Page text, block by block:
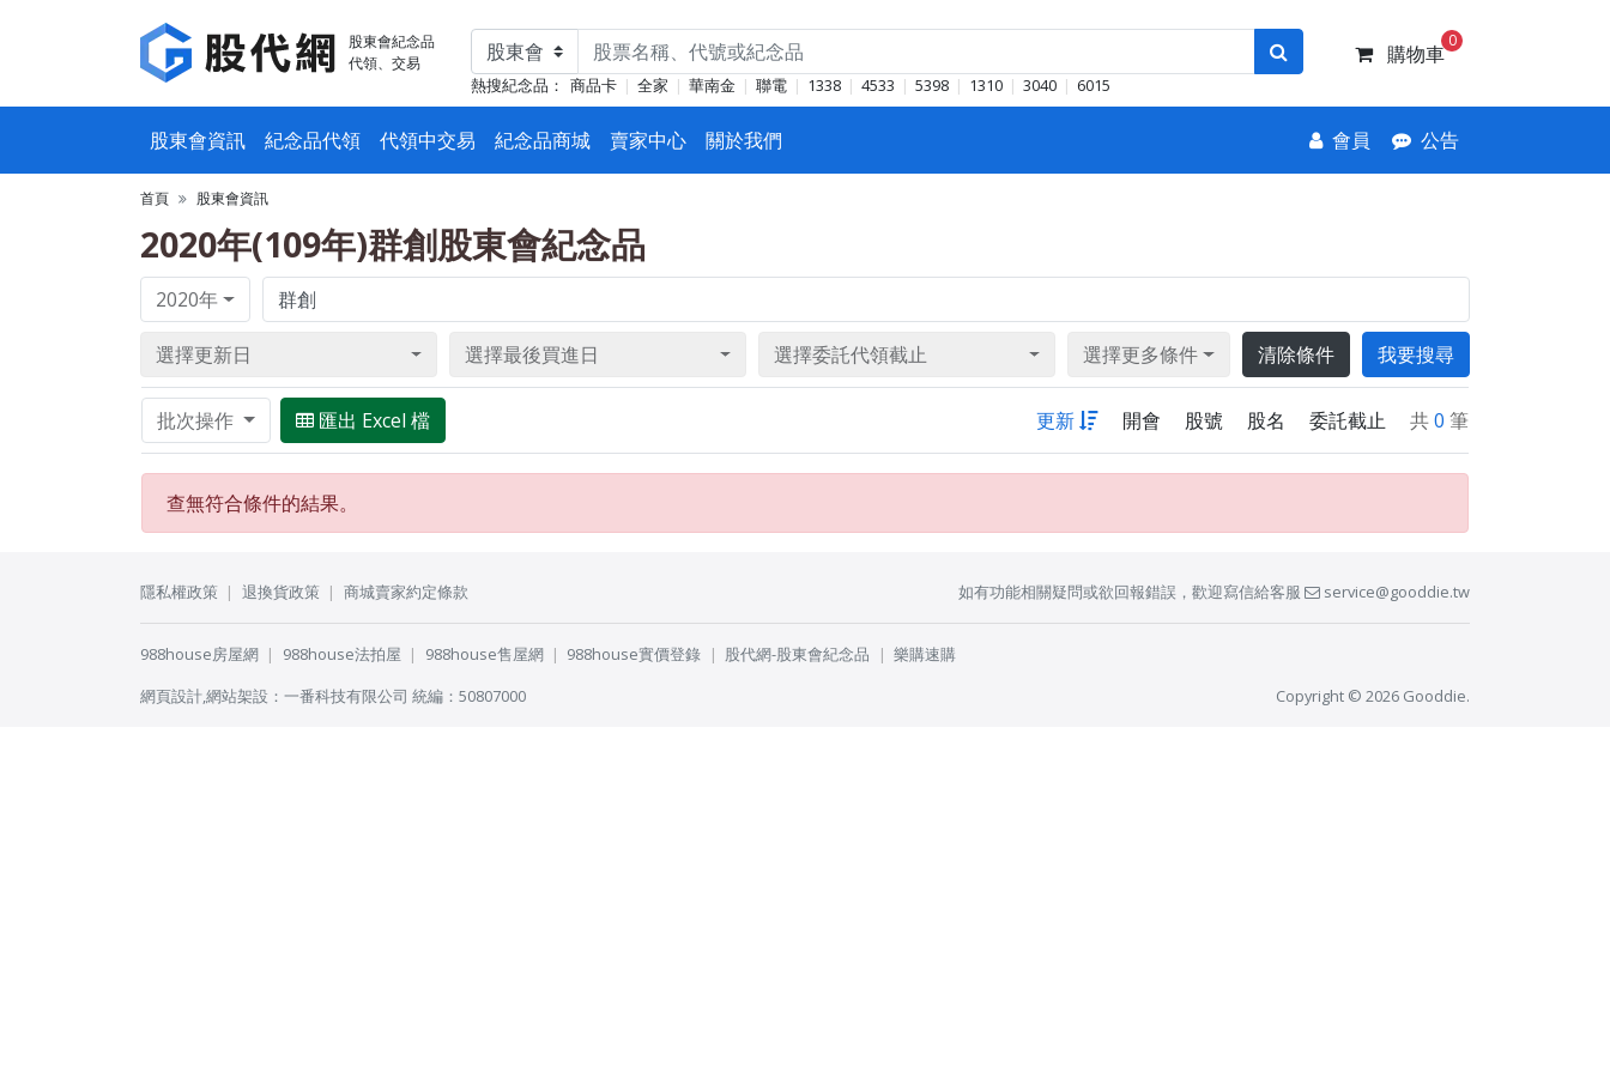
股東會紀念品
代領、交易
熱搜紀念品： 商品卡 全家 華南金 聯電 1338 4533 5398 1310 3040 6015
購物車
0
股東會資訊 紀念品代領 代領中交易 紀念品商城 賣家中心 關於我們 會員 公告
首頁 股東會資訊
2020年(109年)群創股東會紀念品
2020年
選擇更新日 選擇最後買進日 選擇委託代領截止 選擇更多條件 清除條件 我要搜尋
批次操作 匯出 Excel 檔 更新 開會 股號 股名 委託截止 共0 筆
查無符合條件的結果。
隱私權政策 退換貨政策 商城賣家約定條款 如有功能相關疑問或欲回報錯誤，歡迎寫信給客服 service@gooddie.tw
988house房屋網 988house法拍屋 988house售屋網 988house實價登錄 股代網-股東會紀念品
樂購速購
網頁設計,網站架設 ： 一番科技有限公司 統編：50807000 Copyright © 2026 Gooddie.